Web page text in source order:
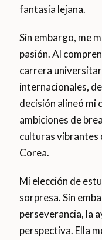
fantasía lejana.
Sin embargo, me
pasión. Al
carrera
internacionales,
decisión alineó mi
ambiciones de
culturas vibrantes
Corea.
Mi elección de
sorpresa. Sin
perseverancia, la
perspectiva. Ella